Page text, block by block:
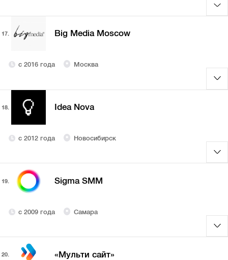
17. Big Media Moscow
с 2016 года Москва
18. Idea Nova
с 2012 года Новосибирск
19. Sigma SMM
с 2009 года Самара
20. «Мульти сайт»